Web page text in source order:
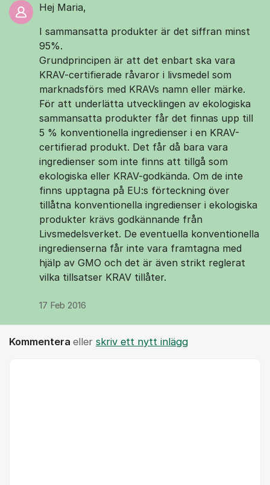
Hej Maria,
I sammansatta produkter är det siffran minst
95%.
Grundprincipen är att det enbart ska vara
KRAV-certifierade råvaror i livsmedel som
marknadsförs med KRAVs namn eller märke.
För att underlätta utvecklingen av ekologiska
sammansatta produkter får det finnas upp till
5 % konventionella ingredienser i en KRAV-
certifierad produkt. Det får då bara vara
ingredienser som inte finns att tillgå som
ekologiska eller KRAV-godkända. Om de inte
finns upptagna på EU:s förteckning över
tillåtna konventionella ingredienser i ekologiska
produkter krävs godkännande från
Livsmedelsverket. De eventuella konventionella
ingredienserna får inte vara framtagna med
hjälp av GMO och det är även strikt reglerat
vilka tillsatser KRAV tillåter.
17 Feb 2016
Kommentera eller skriv ett nytt inlägg